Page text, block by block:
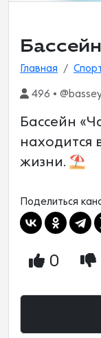
Главная
496 •
Бассейн
находится
жизни. ⛱
Поделиться
0